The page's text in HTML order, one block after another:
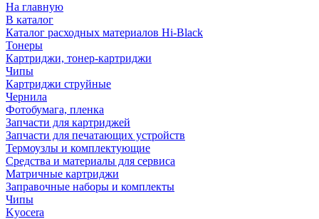
На главную
В каталог
Каталог расходных материалов Hi-Black
Тонеры
Картриджи, тонер-картриджи
Чипы
Картриджи струйные
Чернила
Фотобумага, пленка
Запчасти для картриджей
Запчасти для печатающих устройств
Термоузлы и комплектующие
Средства и материалы для сервиса
Матричные картриджи
Заправочные наборы и комплекты
Чипы
Kyocera